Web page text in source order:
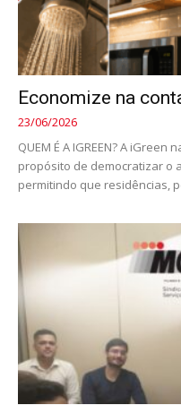
Economize na
23/06/2026
QUEM É A IGREEN? A
propósito de democratizar o
permitindo que residências,